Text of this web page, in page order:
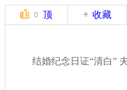
0 顶 收藏
结婚纪念日证“清白”